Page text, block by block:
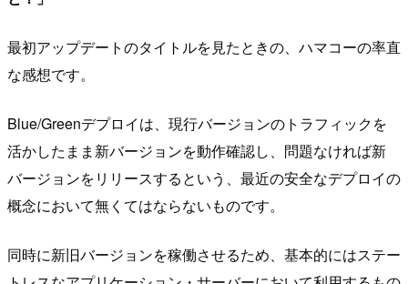
最初アップデートのタイトルを見たときの、ハマコーの率直
な感想です。
Blue/Greenデプロイは、現行バージョンのトラフィックを
活かしたまま新バージョンを動作確認し、問題なければ新
バージョンをリリースするという、最近の安全なデプロイの
概念において無くてはならないものです。
同時に新旧バージョンを稼働させるため、基本的にはステー